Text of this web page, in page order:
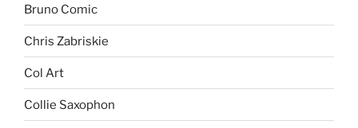
Bruno Comic
Chris Zabriskie
Col Art
Collie Saxophon